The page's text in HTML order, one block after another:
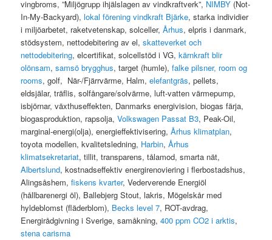
vingbroms, ”Miljögrupp ihjälslagen av vindkraftverk”, NIMBY (Not-
In-My-Backyard), lokal förening vindkraft Bjärke, starka individier
i miljöarbetet, raketvetenskap, solceller,Århus, elpris i danmark,
stödsystem, nettodebitering av el,skatteverket och
nettodebitering, elcertifikat, solcellstöd i VG,kärnkraft blir
olönsam, samsö brygghus, target (humle),falke pilsner, room og
rooms, golf, När-/Fjärrvärme, Halm,elefantgräs, pellets,
eldsjälar, träflis, solfångare/solvärme, luft-vatten värmepump,
isbjörnar, växthuseffekten, Danmarks energivision, biogas färja,
biogasproduktion, rapsolja,Volkswagen Passat B3, Peak-Oil,
marginal-energi(olja), energieffektivisering,Århus klimatplan,
toyota modellen, kvalitetsledning, Harbin,Århus
klimatsekretariat, tillit, transparens, tålamod, smarta nät,
Albertslund, kostnadseffektiv energirenoviering i flerbostadshus,
Alingsåshem,fiskens kvarter, Vederverende Energiöl
(hållbarenergi öl), Ballebjerg Stout, lakris, Mögelskår med
hyldeblomst (fläderblom), Becks level 7, ROT-avdrag,
Energirådgivning i Sverige, samåkning,400 ppm CO2 i arktis,
stena carisma